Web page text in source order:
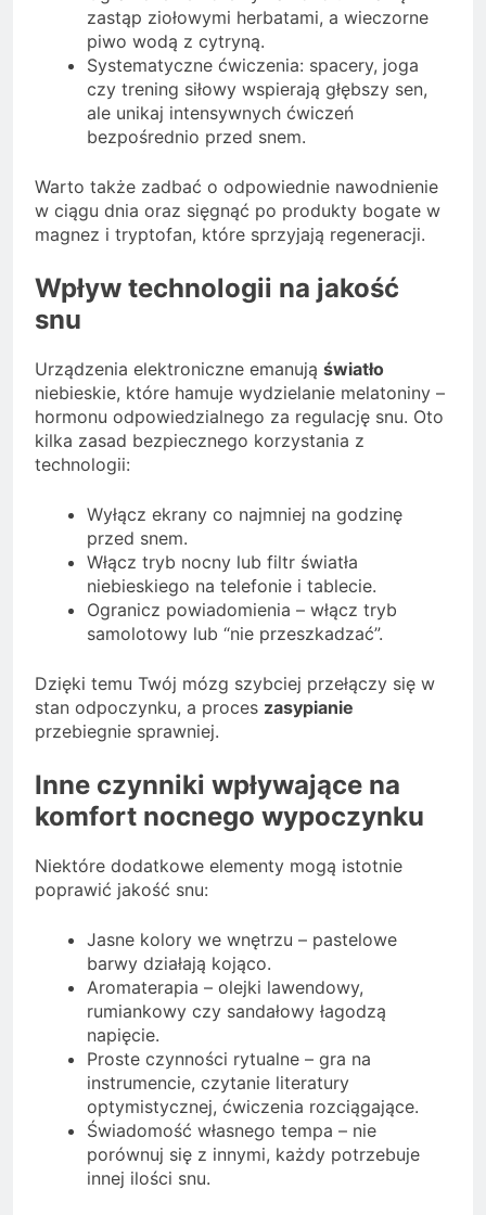
zastąp ziołowymi herbatami, a wieczorne
piwo wodą z cytryną.
Systematyczne ćwiczenia: spacery, joga
czy trening siłowy wspierają głębszy sen,
ale unikaj intensywnych ćwiczeń
bezpośrednio przed snem.
Warto także zadbać o odpowiednie nawodnienie
w ciągu dnia oraz sięgnąć po produkty bogate w
magnez i tryptofan, które sprzyjają regeneracji.
Wpływ technologii na jakość
snu
Urządzenia elektroniczne emanują światło
niebieskie, które hamuje wydzielanie melatoniny –
hormonu odpowiedzialnego za regulację snu. Oto
kilka zasad bezpiecznego korzystania z
technologii:
Wyłącz ekrany co najmniej na godzinę
przed snem.
Włącz tryb nocny lub filtr światła
niebieskiego na telefonie i tablecie.
Ogranicz powiadomienia – włącz tryb
samolotowy lub “nie przeszkadzać”.
Dzięki temu Twój mózg szybciej przełączy się w
stan odpoczynku, a proces zasypianie
przebiegnie sprawniej.
Inne czynniki wpływające na
komfort nocnego wypoczynku
Niektóre dodatkowe elementy mogą istotnie
poprawić jakość snu:
Jasne kolory we wnętrzu – pastelowe
barwy działają kojąco.
Aromaterapia – olejki lawendowy,
rumiankowy czy sandałowy łagodzą
napięcie.
Proste czynności rytualne – gra na
instrumencie, czytanie literatury
optymistycznej, ćwiczenia rozciągające.
Świadomość własnego tempa – nie
porównuj się z innymi, każdy potrzebuje
innej ilości snu.